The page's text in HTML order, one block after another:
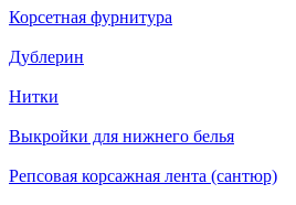
Корсетная фурнитура
Дублерин
Нитки
Выкройки для нижнего белья
Репсовая корсажная лента (сантюр)